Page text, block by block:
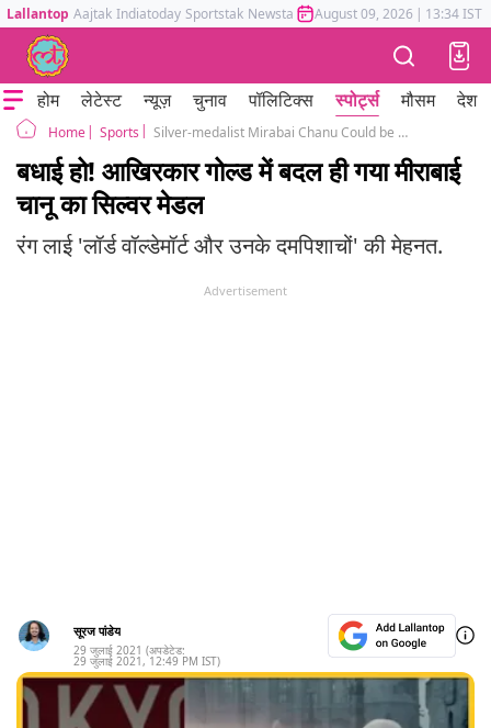
Lallantop Aajtak Indiatoday Sportstak Newstak Mumbai Tak Astrotak
August 09, 2026 | 13:34 IST
होम लेटेस्ट न्यूज़ चुनाव पॉलिटिक्स स्पोर्ट्स मौसम देश
Home Sports Silver-medalist Mirabai Chanu Could be Awarded the Gold Medal, Classic Clickbait by Indian Media
बधाई हो! आखिरकार गोल्ड में बदल ही गया मीराबाई
चानू का सिल्वर मेडल
रंग लाई 'लॉर्ड वॉल्डेमॉर्ट और उनके दमपिशाचों' की मेहनत.
Advertisement
सूरज पांडेय
29 जुलाई 2021 (अपडेटेड:
29 जुलाई 2021, 12:49 PM IST)